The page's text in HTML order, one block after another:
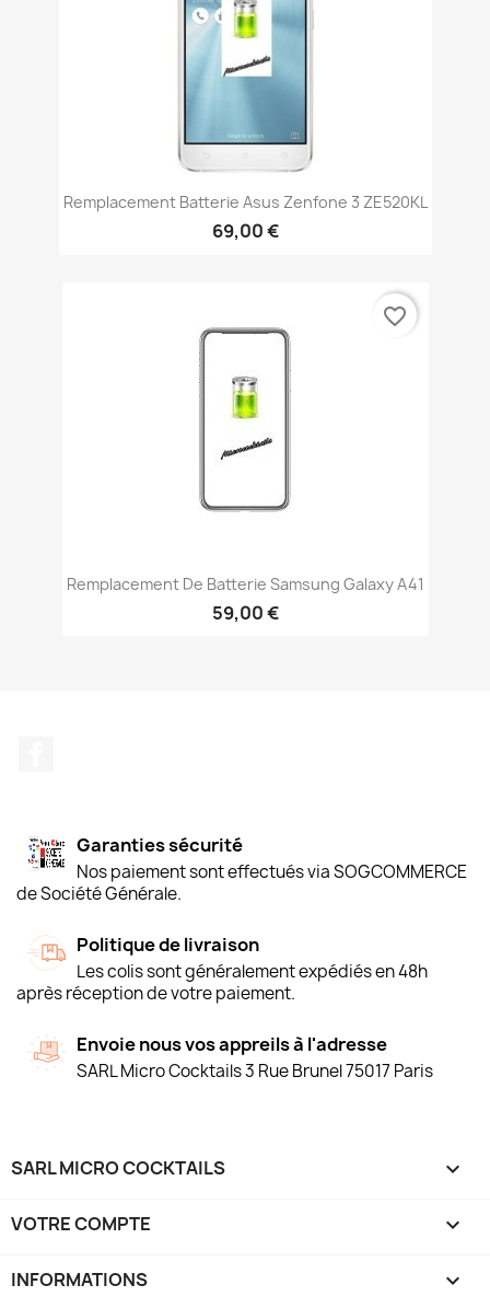
Remplacement Batterie Asus Zenfone 3 ZE520KL
69,00 €
Remplacement De Batterie Samsung Galaxy A41
59,00 €
favorite_border
Garanties sécurité
Nos paiement sont effectués via SOGCOMMERCE
de Société Générale.
Politique de livraison
Les colis sont généralement expédiés en 48h
après réception de votre paiement.
Envoie nous vos appreils à l'adresse
SARL Micro Cocktails 3 Rue Brunel 75017 Paris
SARL MICRO COCKTAILS 
VOTRE COMPTE 
INFORMATIONS keyboard_arrow_down